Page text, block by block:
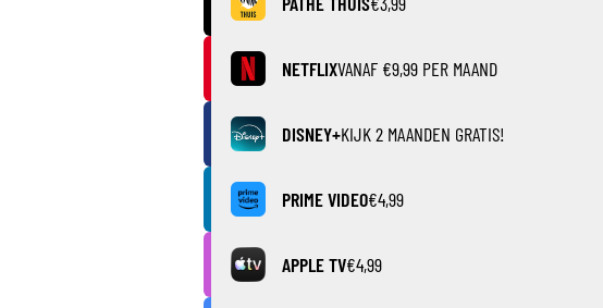
NETFLIXVANAF €9,99 PER MAAND
DISNEY+KIJK 2 MAANDEN GRATIS!
PRIME VIDEO€4,99
APPLE TV€4,99